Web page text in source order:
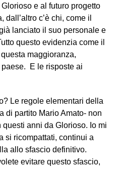
e al futuro progetto
c’è chi, come il
lanciato il suo personale e
questo evidenzia come il
maggioranza,
E le risposte ai
Le regole elementari della
di partito Mario Amato- non
anni da Glorioso. Io mi
si ricompattati, continui a
allo sfascio definitivo.
evitare questo sfascio,